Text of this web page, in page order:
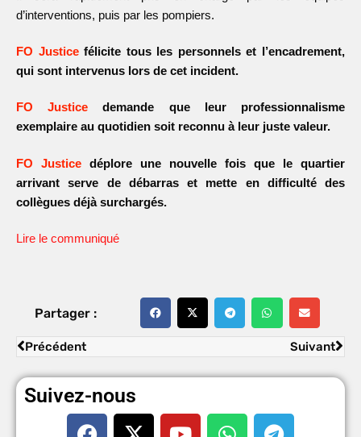
d’interventions, puis par les pompiers.
FO Justicefélicite tous les personnels et l’encadrement,
qui sont intervenus lors de cet incident.
FO Justice demande que leur professionnalisme
exemplaire au quotidien soit reconnu à leur juste valeur.
FO Justice déplore une nouvelle fois que le quartier
arrivant serve de débarras et mette en difficulté des
collègues déjà surchargés.
Lire le communiqué
Partager :
Précédent Suivant
Suivez-nous